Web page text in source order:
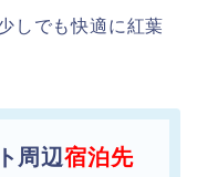
しでも快適に紅葉
周辺宿泊先